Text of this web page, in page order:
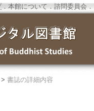
．本館について ． 諮問委員会 ．
> 書誌の詳細内容